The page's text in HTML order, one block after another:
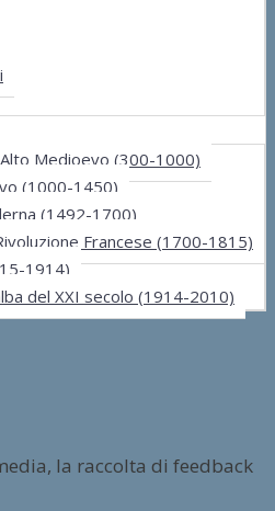
Medioevo (300-1000)
(1000-1450)
(1492-1700)
Francese (1700-1815)
1914)
del XXI secolo (1914-2010)
la raccolta di feedback